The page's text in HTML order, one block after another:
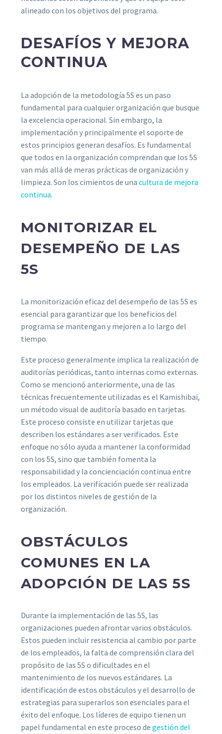
alineado con los objetivos del programa.
DESAFÍOS Y MEJORA
CONTINUA
La adopción de la metodología 5S es un paso
fundamental para cualquier organización que busque
la excelencia operacional. Sin embargo, la
implementación y principalmente el soporte de
estos principios generan desafíos. Es fundamental
que todos en la organización comprendan que los 5S
van más allá de meras prácticas de organización y
limpieza. Son los cimientos de una cultura de mejora
continua.
MONITORIZAR EL
DESEMPEÑO DE LAS
5S
La monitorización eficaz del desempeño de las 5S es
esencial para garantizar que los beneficios del
programa se mantengan y mejoren a lo largo del
tiempo.
Este proceso generalmente implica la realización de
auditorías periódicas, tanto internas como externas.
Como se mencionó anteriormente, una de las
técnicas frecuentemente utilizadas es el Kamishibai,
un método visual de auditoría basado en tarjetas.
Este proceso consiste en utilizar tarjetas que
describen los estándares a ser verificados. Este
enfoque no sólo ayuda a mantener la conformidad
con los 5S, sino que también fomenta la
responsabilidad y la concienciación continua entre
los empleados. La verificación puede ser realizada
por los distintos niveles de gestión de la
organización.
OBSTÁCULOS
COMUNES EN LA
ADOPCIÓN DE LAS 5S
Durante la implementación de las 5S, las
organizaciones pueden afrontar varios obstáculos.
Estos pueden incluir resistencia al cambio por parte
de los empleados, la falta de comprensión clara del
propósito de las 5S o dificultades en el
mantenimiento de los nuevos estándares. La
identificación de estos obstáculos y el desarrollo de
estrategias para superarlos son esenciales para el
éxito del enfoque. Los líderes de equipo tienen un
papel fundamental en este proceso de gestión del